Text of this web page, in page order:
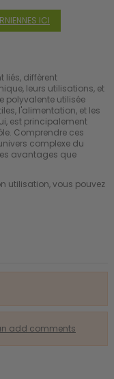
ICI
liés, diffèrent
leurs utilisations, et
polyvalente utilisée
l'alimentation, et les
est principalement
Comprendre ces
complexe du
avantages que
utilisation, vous pouvez
add comments